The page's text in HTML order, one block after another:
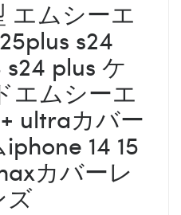
エムシーエ
s24
plus ケ
エムシーエ
ultraカバー
iphone 14 15
カバーレ
ズ